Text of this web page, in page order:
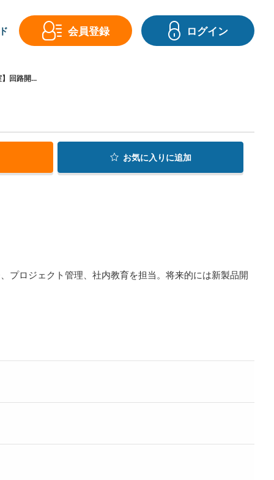
会員登録 ログイン
回路開...
お気に入り に追加
プロジェクト管理、社内教育を担当。将来的には新製品開